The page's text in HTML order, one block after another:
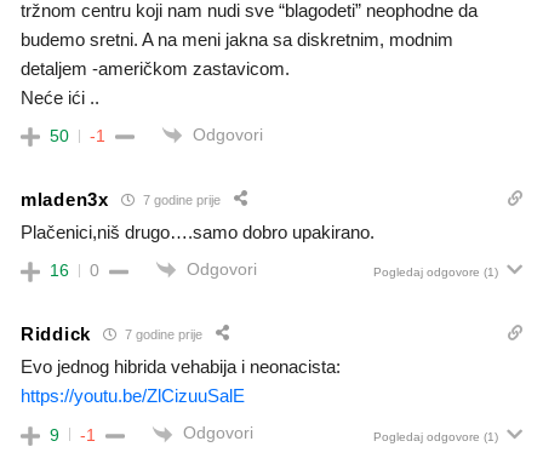
tržnom centru koji nam nudi sve “blagodeti” neophodne da
budemo sretni. A na meni jakna sa diskretnim, modnim
detaljem -američkom zastavicom.
Neće ići ..
50 -1 Odgovori
mladen3x 7 godine prije
Plačenici,niš drugo….samo dobro upakirano.
16 0 Odgovori Pogledaj odgovore (1)
Riddick 7 godine prije
Evo jednog hibrida vehabija i neonacista:
https://youtu.be/ZlCizuuSalE
9 -1 Odgovori Pogledaj odgovore (1)